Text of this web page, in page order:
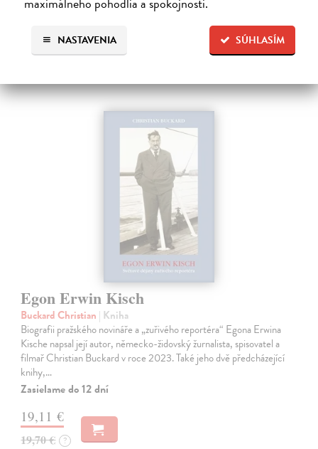
SÚHLASÍM
NASTAVENIA
ochotne…
19,30 €
Egon Erwin Kisch
Buckard Christian | Kniha
Biografii pražského novináře a „zuřivého reportéra“ Egona Erwina
Kische napsal její autor, německo-židovský žurnalista, spisovatel a
filmař Christian Buckard v roce 2023. Také jeho dvě předcházející
knihy,…
Zasielame do 12 dní
19,11 €
19,70 € ?